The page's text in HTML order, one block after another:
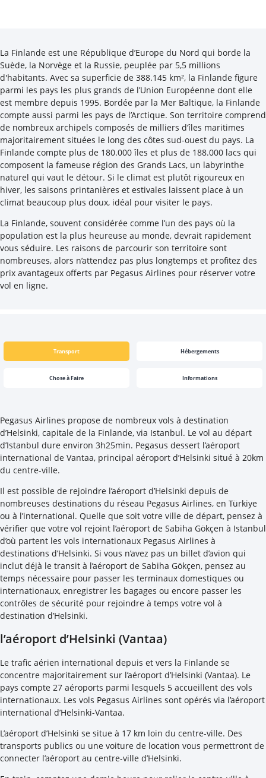
La Finlande est une République d’Europe du Nord qui borde la
Suède, la Norvège et la Russie, peuplée par 5,5 millions
d'habitants. Avec sa superficie de 388.145 km², la Finlande figure
parmi les pays les plus grands de l’Union Européenne dont elle
est membre depuis 1995. Bordée par la Mer Baltique, la Finlande
compte aussi parmi les pays de l’Arctique. Son territoire comprend
de nombreux archipels composés de milliers d’îles maritimes
majoritairement situées le long des côtes sud-ouest du pays. La
Finlande compte plus de 180.000 îles et plus de 188.000 lacs qui
composent la fameuse région des Grands Lacs, un labyrinthe
naturel qui vaut le détour. Si le climat est plutôt rigoureux en
hiver, les saisons printanières et estivales laissent place à un
climat beaucoup plus doux, idéal pour visiter le pays.
La Finlande, souvent considérée comme l’un des pays où la
population est la plus heureuse au monde, devrait rapidement
vous séduire. Les raisons de parcourir son territoire sont
nombreuses, alors n’attendez pas plus longtemps et profitez des
prix avantageux offerts par Pegasus Airlines pour réserver votre
vol en ligne.
Transport Hébergements
Chose à Faire Informations
Pegasus Airlines propose de nombreux vols à destination
d’Helsinki, capitale de la Finlande, via Istanbul. Le vol au départ
d’Istanbul dure environ 3h25min. Pegasus dessert l’aéroport
international de Vantaa, principal aéroport d’Helsinki situé à 20km
du centre-ville.
Il est possible de rejoindre l’aéroport d’Helsinki depuis de
nombreuses destinations du réseau Pegasus Airlines, en Türkiye
ou à l’international. Quelle que soit votre ville de départ, pensez à
vérifier que votre vol rejoint l’aéroport de Sabiha Gökçen à Istanbul
d’où partent les vols internationaux Pegasus Airlines à
destinations d’Helsinki. Si vous n’avez pas un billet d’avion qui
inclut déjà le transit à l’aéroport de Sabiha Gökçen, pensez au
temps nécessaire pour passer les terminaux domestiques ou
internationaux, enregistrer les bagages ou encore passer les
contrôles de sécurité pour rejoindre à temps votre vol à
destination d’Helsinki.
l’aéroport d’Helsinki (Vantaa)
Le trafic aérien international depuis et vers la Finlande se
concentre majoritairement sur l’aéroport d’Helsinki (Vantaa). Le
pays compte 27 aéroports parmi lesquels 5 accueillent des vols
internationaux. Les vols Pegasus Airlines sont opérés via l’aéroport
international d’Helsinki-Vantaa.
L’aéroport d’Helsinki se situe à 17 km loin du centre-ville. Des
transports publics ou une voiture de location vous permettront de
connecter l’aéroport au centre-ville d’Helsinki.